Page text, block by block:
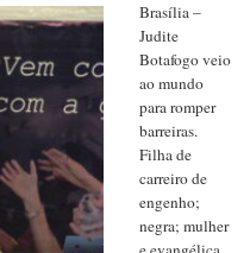
Brasília –
Judite
Botafogo veio
ao mundo
para romper
barreiras.
Filha de
carreiro de
engenho;
negra; mulher